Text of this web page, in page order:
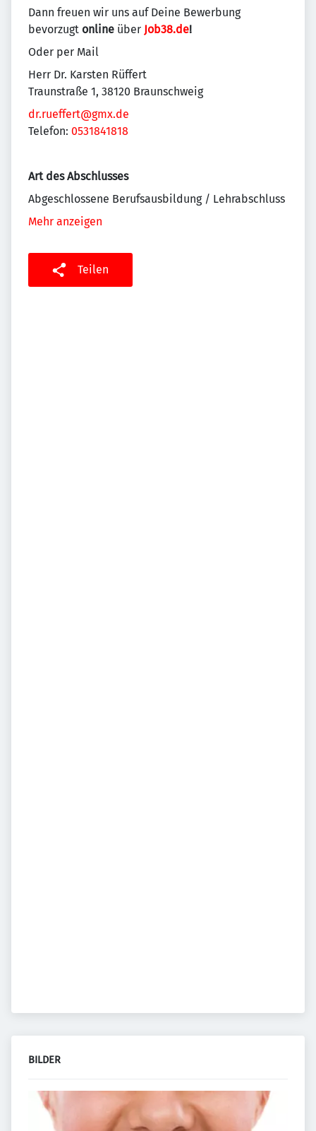
Dann freuen wir uns auf Deine Bewerbung
bevorzugt online über Job38.de!
Oder per Mail
Herr Dr. Karsten Rüffert
Traunstraße 1, 38120 Braunschweig
dr.rueffert@gmx.de
Telefon: 0531841818
Art des Abschlusses
Abgeschlossene Berufsausbildung / Lehrabschluss
Mehr anzeigen
Teilen
BILDER